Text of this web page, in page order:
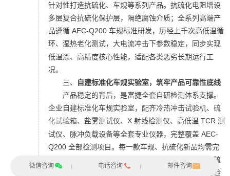
针对性打造抗硫化、车规等系列产品。抗硫化电阻增设
多层复合抗硫化保护层，隔绝腐蚀介质；全系列高端产
品遵循 AEC-Q200 车规标准研发，历经上千次高低温循
环、湿热老化测试，大电流冲击下参数稳定，同步实现
低温漂、高精度核心性能，适配各类恶劣长期运行工
况。
三、
自建标准化车规实验室，筑牢产品可靠性底线
产品稳定的背后，是富捷全套自研检测体系支撑。
企业自建标准化车规实验室，配齐冷热冲击试验机、硫
化试验箱、盐雾测试仪、X 射线检测仪、高低温 TCR 测
试仪、脉冲负载设备等全套专业仪器，完整覆盖 AEC-
Q200 全部检测项目。每一款车规、抗硫化新品均需完
成多轮耐久验证，包含上千次温变循环、长期湿热、硫
、膜厚、推力检
微信咨询 电话咨询 邮件咨询